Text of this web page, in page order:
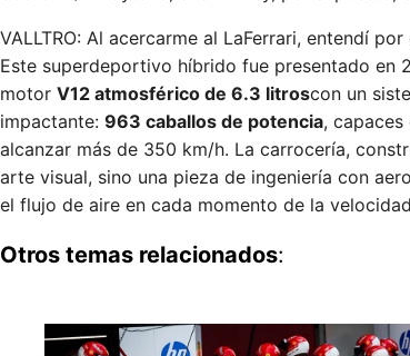
VALLTRO: Al acercarme al LaFerrari, entendí
Este superdeportivo híbrido fue presentado en
motor V12 atmosférico de 6.3 litroscon un
impactante: 963 caballos de potencia,
alcanzar más de 350 km/h. La carrocería,
arte visual, sino una pieza de ingeniería con
el flujo de aire en cada momento de la
Otros temas relacionados: